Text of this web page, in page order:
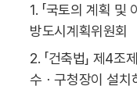
1. 「국토의 계획 및
방도시계획위원회
2. 「건축법」 제4
수ㆍ구청장이 설치